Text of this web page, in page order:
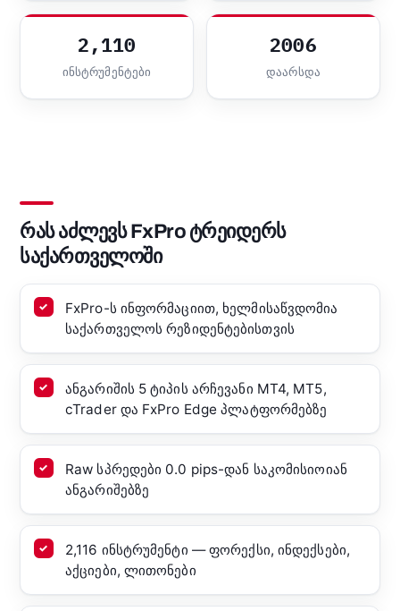
2,110
ინსტრუმენტები
2006
დაარსდა
რას აძლევს FxPro ტრეიდერს
საქართველოში
FxPro-ს ინფორმაციით, ხელმისაწვდომია
საქართველოს რეზიდენტებისთვის
ანგარიშის 5 ტიპის არჩევანი MT4, MT5,
cTrader და FxPro Edge პლატფორმებზე
Raw სპრედები 0.0 pips-დან საკომისიოიან
ანგარიშებზე
2,116 ინსტრუმენტი — ფორექსი, ინდექსები,
აქციები, ლითონები